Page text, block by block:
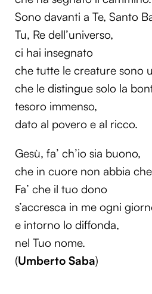
Sono davanti a Te, Santo
Tu, Re dell’universo,
ci hai insegnato
che tutte le creature sono
che le distingue solo la
tesoro immenso,
dato al povero e al ricco.
Gesù, fa’ ch’io sia buono,
che in cuore non abbia
Fa’ che il tuo dono
s’accresca in me ogni
e intorno lo diffonda,
nel Tuo nome.
(Umberto Saba)